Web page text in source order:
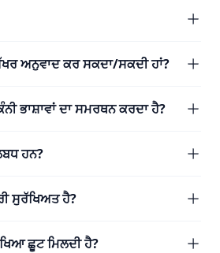
ਅਨੁਵਾਦ ਕਰ ਸਕਦਾ/ਸਕਦੀ ਹਾਂ?
ਭਾਸ਼ਾਵਾਂ ਦਾ ਸਮਰਥਨ ਕਰਦਾ ਹੈ?
ਹਨ?
ਸੁਰੱਖਿਅਤ ਹੈ?
ਛੂਟ ਮਿਲਦੀ ਹੈ?